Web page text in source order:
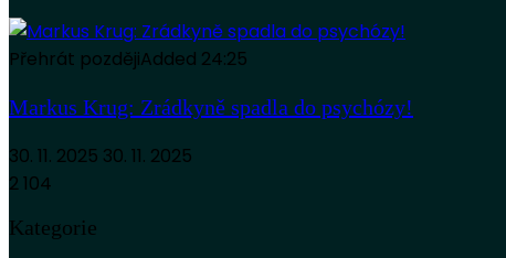
Přehrát pozdějiAdded 24:25
Markus Krug: Zrádkyně spadla do psychózy!
30. 11. 2025 30. 11. 2025
2 104
Kategorie